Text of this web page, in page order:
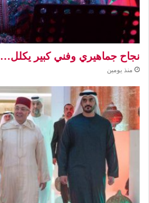
نجاح جماهيري وفني كبير يكلل…
منذ يومين